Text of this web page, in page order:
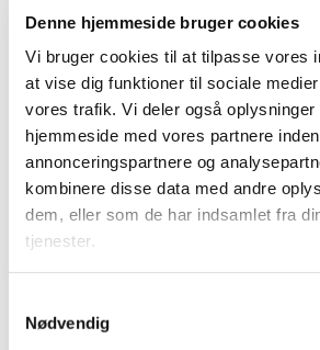
Denne hjemmeside bruger cookies
Vi bruger cookies til at tilpasse vores
at vise dig funktioner til sociale
vores trafik. Vi deler også
hjemmeside med vores partnere
annonceringspartnere og
kombinere disse data med andre
dem, eller som de har indsamlet fra
tjenester.
Nødvendig
Den tredje tirsdag i hver måned holder vi
10.30.
Her vil være musik, kendte salmer, en
nadver.
Vi slutter af med at drikke kaffe sammen.
Adressen er Karlslunde Parkvej 27
Præst: Johan Dalsgaard
Organist: Merete Laursen